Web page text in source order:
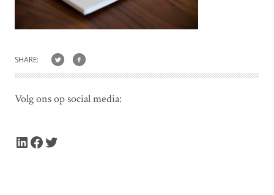
SHARE:
Volg ons op social media:
LinkedIn Facebook